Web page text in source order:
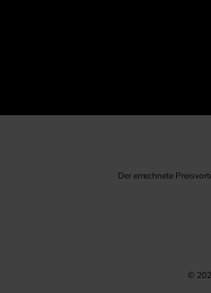
Der errechnete
©